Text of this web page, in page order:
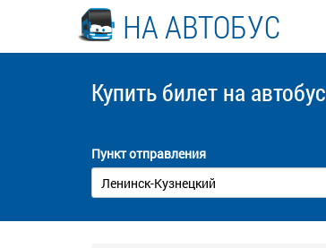
НА АВТОБУС
Купить билет на автобус
Пункт отправления